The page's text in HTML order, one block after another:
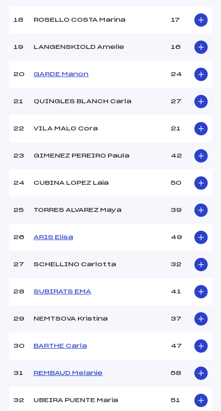
18 ROSELLO COSTA Marina 17
19 LANGENSKIOLD Amelie 16
20 GARDE Manon 24
21 QUINGLES BLANCH Carla 27
22 VILA MALO Cora 21
23 GIMENEZ PEREIRO Paula 42
24 CUBINA LOPEZ Laia 50
25 TORRES ALVAREZ Maya 39
26 ARIS Elisa 49
27 SCHELLINO Carlotta 32
28 SUBIRATS EMA 41
29 NEMTSOVA Kristina 37
30 BARTHE Carla 47
31 REMBAUD Melanie 58
32 UBEIRA PUENTE Maria 51